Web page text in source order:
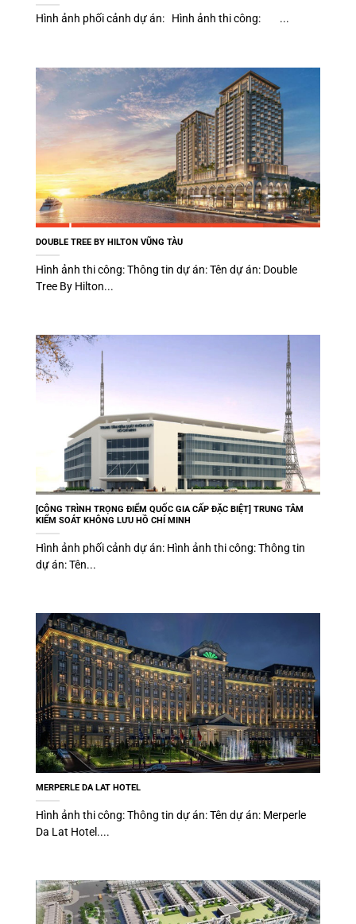
Hình ảnh phối cảnh dự án: Hình ảnh thi công: ...
DOUBLE TREE BY HILTON VŨNG TÀU
Hình ảnh thi công: Thông tin dự án: Tên dự án: Double
Tree By Hilton...
[CÔNG TRÌNH TRỌNG ĐIỂM QUỐC GIA CẤP ĐẶC BIỆT] TRUNG TÂM
KIỂM SOÁT KHÔNG LƯU HỒ CHÍ MINH
Hình ảnh phối cảnh dự án: Hình ảnh thi công: Thông tin
dự án: Tên...
MERPERLE DA LAT HOTEL
Hình ảnh thi công: Thông tin dự án: Tên dự án: Merperle
Da Lat Hotel....